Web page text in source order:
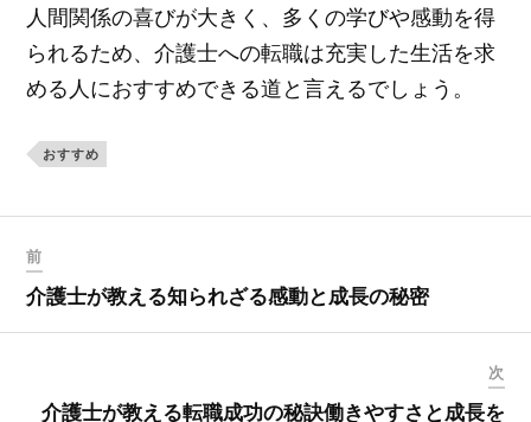
人間関係の喜びが大きく、多くの学びや感動を得
られるため、介護士への転職は充実した生活を求
める人におすすめできる道と言えるでしょう。
おすすめ
前
介護士が教える知られざる感動と成長の秘密
次
介護士が教える転職成功の秘訣働きやすさと成長を